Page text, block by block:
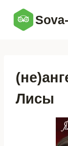
содержимому
Лисы